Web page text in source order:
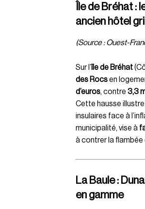
Île de Bréhat :
ancien hôtel
(Source : Ouest-
Sur l’île de Bréhat
des Rocsen
d’euros, contre 3,3
Cette hausse
insulaires face à
municipalité, vise à
à contrer la
La Baule :
en gamme